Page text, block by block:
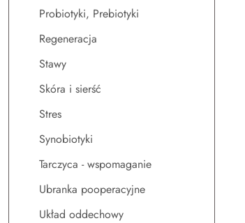
Probiotyki, Prebiotyki
Regeneracja
Stawy
Skóra i sierść
Stres
Synobiotyki
Tarczyca - wspomaganie
Ubranka pooperacyjne
Układ oddechowy